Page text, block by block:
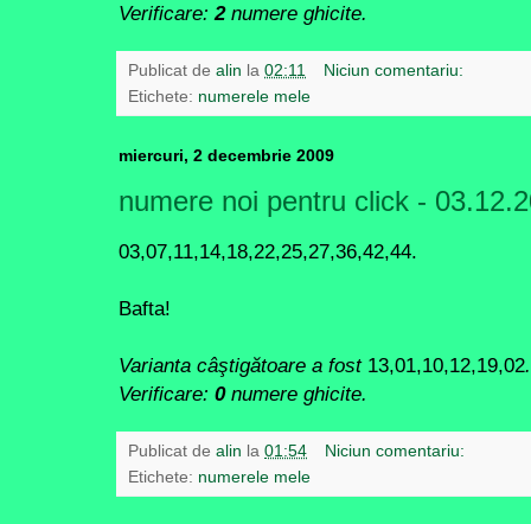
Verificare:2numere ghicite.
Publicat de alin la 02:11
Niciun comentariu:
Etichete: numerele mele
miercuri, 2 decembrie 2009
numere noi pentru click -
03,07,11,14,18,22,25,27,36,42,44.
Bafta!
Varianta câştigătoare a fost 13,01,10,12,19,02.
Verificare: 0numere ghicite.
Publicat de alin la 01:54
Niciun comentariu:
Etichete: numerele mele